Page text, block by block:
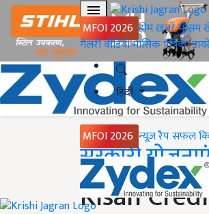
MFOI 2026 होमख़बरेंमौसम
गैलरीवीडियोमासिक पत्रिका
हिंदी
MFOI 2026 न्यूज़ रैपसफल
Home
सरकारी
Kisan